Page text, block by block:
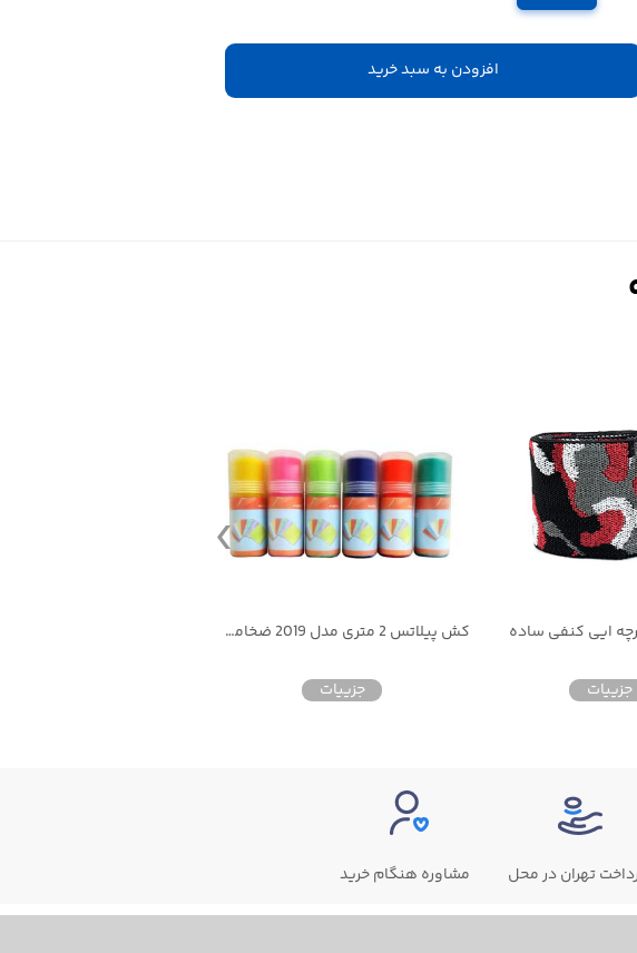
ایی کنفی ساده
جزییات
کش پیلاتس 2 متری مدل 2019 ضخامت 0.5 میلی متر بسته شش عددی
جزییات
تهران در محل مشاوره هنگام خرید